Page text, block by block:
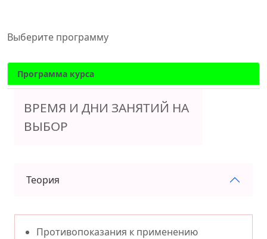
Выберите программу
Программа курса
ВРЕМЯ И ДНИ ЗАНЯТИЙ НА
ВЫБОР
Теория
Противопоказания к применению